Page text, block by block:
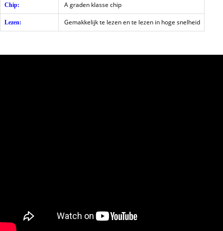
Chip: A graden klasse chip
Lezen: Gemakkelijk te lezen en te lezen in hoge snelheid